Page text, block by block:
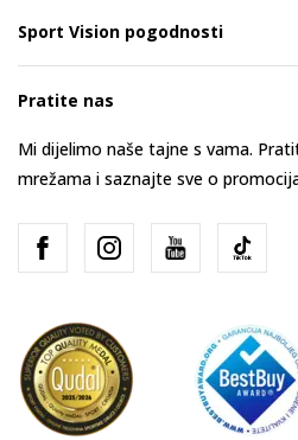
Sport Vision pogodnosti
Pratite nas
Mi dijelimo naše tajne s vama.
mrežama i saznajte sve o